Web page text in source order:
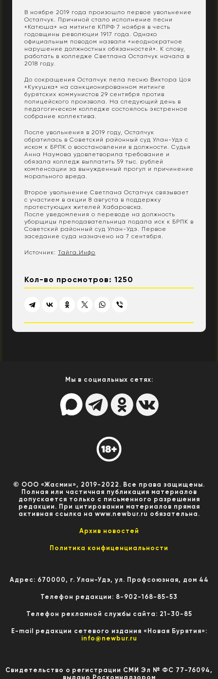
В ноябре 2019 года произошло первое увольнение
Остапчук. Причиной стало исполнение песни
«Катюша» на митинге КПРФ 7 ноября в честь
годовщины революции 1917 года. Однако
официальным поводом назвали «неоднократное
нарушение должностных обязанностей». К слову,
работать в колледже Светлана Остапчук начала в
2018 году.
До сокращения Остапчук пела песню Виктора Цоя
«Кукушка» на санкционированном митинге
бурятских коммунистов 29 сентября против
полицейского произвола. На следующий день в
педагогическом колледже состоялось экстренное
собрание коллектива.
После увольнения в 2019 году, Остапчук
обратилась в Советский районный суд Улан-Удэ с
иском к БРПК о восстановлении в должности. Судья
Анна Наумова удовлетворила требование и
обязала колледж выплатить 59 тыс. рублей
компенсации за вынужденный прогул и причинение
морального вреда.
Второе увольнение Светлана Остапчук связывает
с участием в акции 8 августа в поддержку
протестующих жителей Хабаровска.
После уведомления о переводе на должность
уборщицы преподавательница подала иск к БРПК в
Советский районный суд Улан-Удэ. Первое
заседание суда назначено на 7 сентября.
Источник: Тайга.Инфо
Кол-во просмотров: 1250
Мы в социальных сетях:
© ООО «Жасмин», 2019-2022. Все права защищены.
Полная или частичная публикация материалов
допускается только с письменного разрешения
редакции. При цитировании материалов прямая
активная ссылка на www.newbur.ru обязательна.
Архив новостей
Политика конфиценциальности
Адрес: 670000, г. Улан-Удэ, ул. Профсоюзная, дом 44
Телефон редакции: 8-902-168-85-53
Телефон рекламной службы сайта: 21-30-85
E-mail редакции сетевого издания «Новая Бурятия»:
info@newbur.ru
Свидетельство о регистрации СМИ Эл № ФС 77-76094,
выдано Роскомнадзором